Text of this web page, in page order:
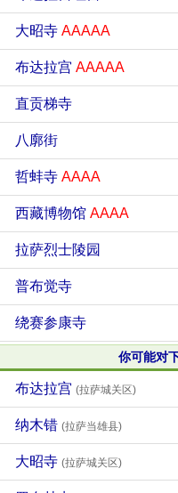
大昭寺 AAAAA
布达拉宫 AAAAA
直贡梯寺
八廓街
哲蚌寺 AAAA
西藏博物馆 AAAA
拉萨烈士陵园
普布觉寺
绕赛参康寺
你可能对
布达拉宫 (拉萨城关区)
纳木错 (拉萨当雄县)
大昭寺 (拉萨城关区)